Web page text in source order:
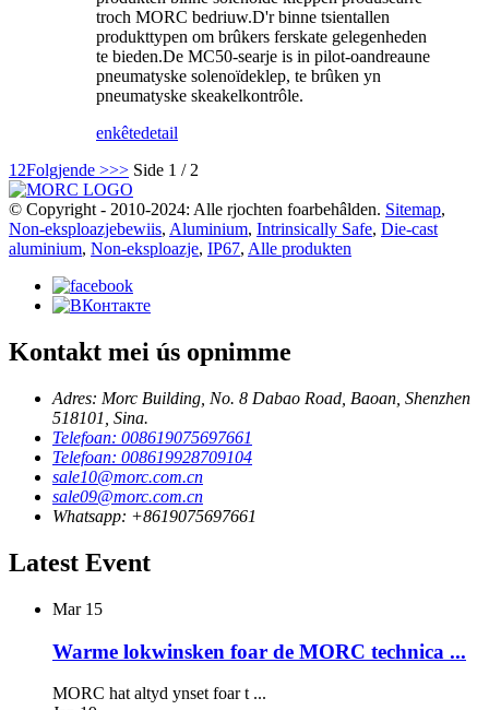
troch MORC bedriuw.D'r binne tsientallen
produkttypen om brûkers ferskate gelegenheden
te bieden.De MC50-searje is in pilot-oandreaune
pneumatyske solenoïdeklep, te brûken yn
pneumatyske skeakelkontrôle.
enkêtedetail
1 2Folgjende >>> Side 1 / 2
© Copyright - 2010-2024: Alle rjochten foarbehâlden. Sitemap,
Non-eksploazjebewiis, Aluminium, Intrinsically Safe, Die-cast
aluminium, Non-eksploazje, IP67, Alle produkten
Kontakt mei ús opnimme
Adres: Morc Building, No. 8 Dabao Road, Baoan, Shenzhen
518101, Sina.
Telefoan: 008619075697661
Telefoan: 008619928709104
sale10@morc.com.cn
sale09@morc.com.cn
Whatsapp: +8619075697661
Latest Event
Mar 15
Warme lokwinsken foar de MORC technica ...
MORC hat altyd ynset foar t ...